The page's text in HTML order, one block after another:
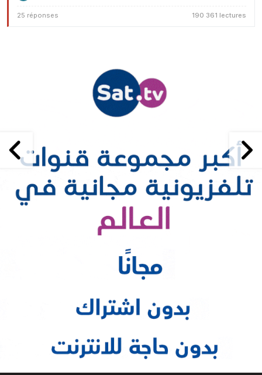
25 réponses 190 361 lectures